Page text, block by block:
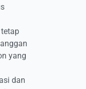
yang
dan